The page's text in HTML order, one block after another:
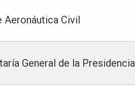
Aeronáutica Civil
General de la Presidencia